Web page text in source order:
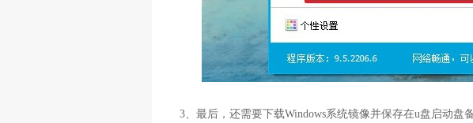
3、最后，还需要下载Windows系统镜像并保存在u盘启动盘备